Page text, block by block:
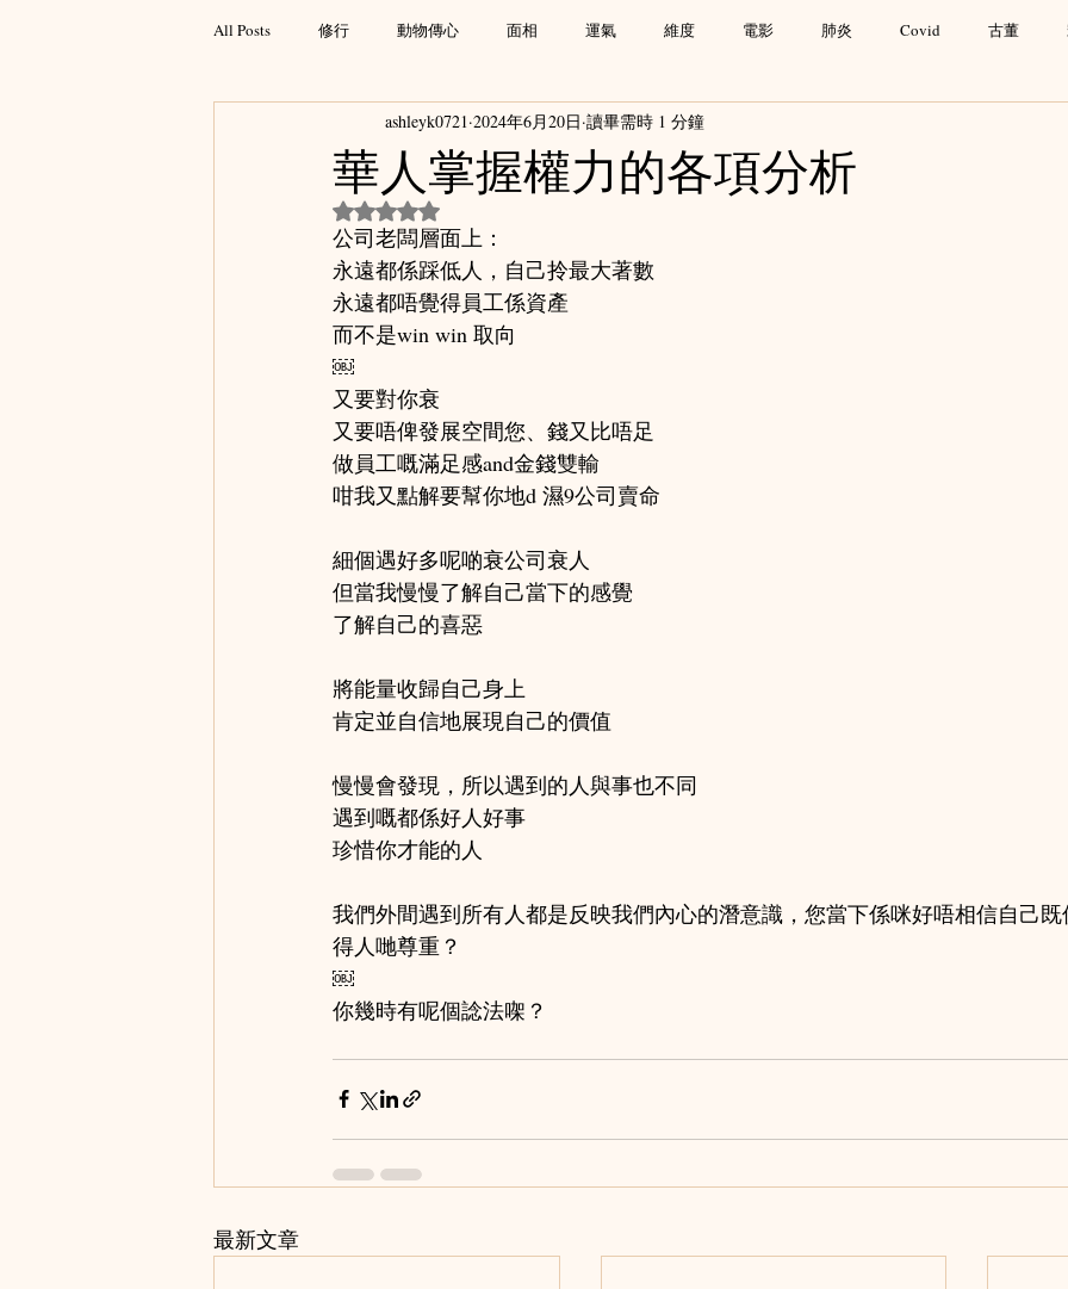
All Posts 修行 動物傳心 面相 運氣 維度 電影 肺炎 Covid 古董
靈擾 天災人禍 預言 Haters
邪術 潛意識
華人掌握權力的各項分析
ashleyk0721 2024年6月20日 讀畢需時 1 分鐘
評等為 NaN（最高為 5 顆星）。
公司老闆層面上：
永遠都係踩低人，自己拎最大著數
永遠都唔覺得員工係資產
而不是win win 取向
￼
又要對你衰
又要唔俾發展空間您、錢又比唔足
做員工嘅滿足感and金錢雙輸
咁我又點解要幫你地d 濕9公司賣命
細個遇好多呢啲衰公司衰人
但當我慢慢了解自己當下的感覺
了解自己的喜惡
將能量收歸自己身上
肯定並自信地展現自己的價值
慢慢會發現，所以遇到的人與事也不同
遇到嘅都係好人好事
珍惜你才能的人
我們外間遇到所有人都是反映我們內心的潛意識，您當下係咪好唔相信自己
得人哋尊重？
￼
你幾時有呢個諗法㗎？
最新文章